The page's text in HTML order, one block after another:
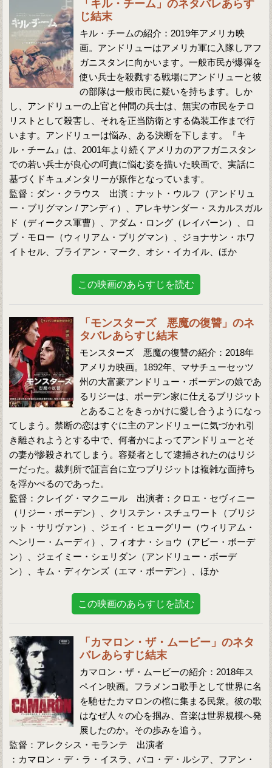
「キル・チーム」のネタバレあらす
じ結末
キル・チームの紹介：2019年アメリカ映
画。アンドリューはアメリカ軍に入隊しアフ
ガニスタンに向かいます。一般市民が爆弾を
使い兵士を殺戮する戦場にアンドリューと彼
の部隊は一般市民に疑いを持ちます。しか
し、アンドリューの上官と仲間の兵士は、無実の市民をテロ
リストとして殺害し、それを正当防衛とする偽装工作まで行
います。アンドリューは悩み、ある決断を下します。『キ
ル・チーム』は、2001年より続くアメリカのアフガニスタン
での若い兵士が良心の呵責に悩む姿を描いた映画で、実話に
基づくドキュメンタリーが原作となっています。
監督：ダン・クラウス 出演：ナット・ウルフ（アンドリュ
ー・ブリグマン / アンディ）、アレキサンダー・スカルスガル
ド（ディークス軍曹）、アダム・ロング（レイバーン）、ロ
ブ・モロー（ウィリアム・ブリグマン）、ジョナサン・ホワ
イトセル、ブライアン・マーク、オシ・イカイル、ほか
この映画のあらすじを読む
「モンスターズ 悪魔の復讐」のネ
タバレあらすじ結末
モンスターズ 悪魔の復讐の紹介：2018年
アメリカ映画。1892年、マサチューセッツ
州の大富豪アンドリュー・ボーデンの娘であ
るリジーは、ボーデン家に仕えるブリジット
とあることをきっかけに愛し合うようになっ
てしまう。禁断の恋はすぐに主のアンドリューに気づかれ引
き離されようとする中で、何者かによってアンドリューとそ
の妻が惨殺されてしまう。容疑者として逮捕されたのはリジ
ーだった。裁判所で証言台に立つブリジットは複雑な面持ち
を浮かべるのであった。
監督：クレイグ・マクニール 出演者：クロエ・セヴィニー
（リジー・ボーデン）、クリステン・スチュワート（ブリジ
ット・サリヴァン）、ジェイ・ヒューグリー（ウィリアム・
ヘンリー・ムーディ）、フィオナ・ショウ（アビー・ボーデ
ン）、ジェイミー・シェリダン（アンドリュー・ボーデ
ン）、キム・ディケンズ（エマ・ボーデン）、ほか
この映画のあらすじを読む
「カマロン・ザ・ムービー」のネタ
バレあらすじ結末
カマロン・ザ・ムービーの紹介：2018年ス
ペイン映画。フラメンコ歌手として世界に名
を馳せたカマロンの棺に集まる民衆。彼の歌
はなぜ人々の心を掴み、音楽は世界規模へ発
展したのか。その歩みを追う。
監督：アレクシス・モランテ 出演者
：カマロン・デ・ラ・イスラ、パコ・デ・ルシア、フアン・